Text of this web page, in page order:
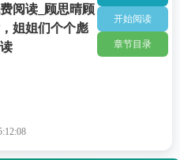
阅读_顾思晴顾
姐姐们个个彪
开始阅读
章节目录